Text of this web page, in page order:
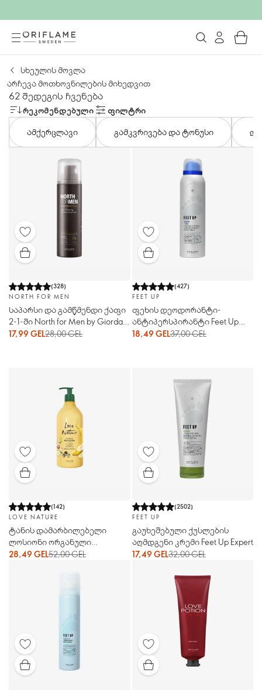
სხეულის მოვლა
არჩევა მოთხოვნილების მიხედვით
62 შედეგის ჩვენება
ᲠᲔᲙᲝᲛᲔᲜᲓᲔᲑᲣᲚᲘ
ᲤᲘᲚᲢᲠᲘ
ამქერცლავი
გამკვრივება და ტონუსი
(328)
NORTH FOR MEN
საპარსი და გამწმენდი ქაფი
2-1-ში North for Men by Giordani
Gold
17,99 GEL28,00 GEL
(427)
FEET UP
ფეხის დეოდორანტი-
ანტიპერსპირანტი Feet Up
Expert / 48H Odour Control
18,49 GEL37,00 GEL
(142)
LOVE NATURE
ტანის დამარბილებელი
ლოსიონი ორგანული
ბანანითა და მაკადამიის
28,49 GEL52,00 GEL
(2502)
FEET UP
გაუხეშებული ქუსლების
აღმდგენი კრემი Feet Up Expert
17,49 GEL32,00 GEL